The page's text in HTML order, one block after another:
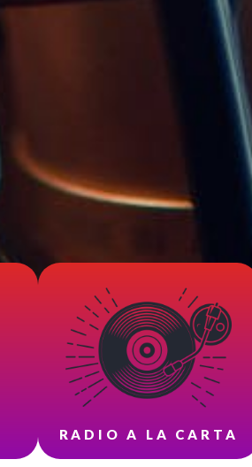
RADIO A LA CARTA